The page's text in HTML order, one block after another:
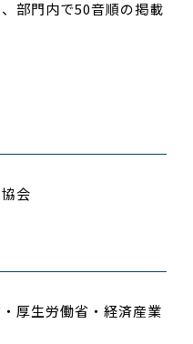
部門内で50音順の掲載
会
厚生労働省・経済産業